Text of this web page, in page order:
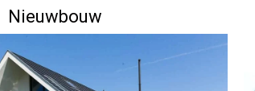
Nieuwbouw